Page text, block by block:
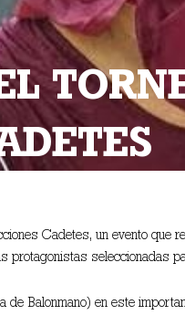
Cadetes, un evento que
protagonistas seleccionadas
de Balonmano) en este